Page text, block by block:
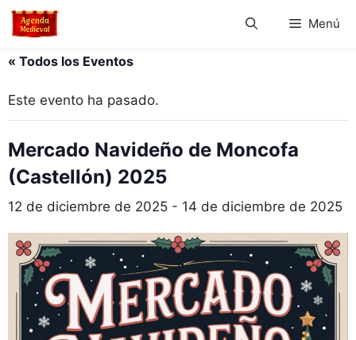
Saltar
Menú
« Todos los Eventos
Este evento ha pasado.
Mercado Navideño de Moncofa
(Castellón) 2025
12 de diciembre de 2025 - 14 de diciembre de 2025